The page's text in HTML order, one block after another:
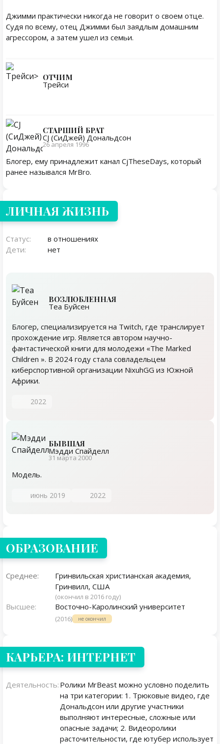
Джимми практически никогда не говорит о своем отце.
Судя по всему, отец Джимми был заядлым домашним
агрессором, а затем ушел из семьи.
ОТЧИМ
Трейси
СТАРШИЙ БРАТ
CJ (СиДжей) Дональдсон
26 апреля 1996
Блогер, ему принадлежит канал CjTheseDays, который
ранее назывался MrBro.
Личная жизнь
ЛИЧНАЯ ЖИЗНЬ
Статус:
в отношениях
Дети:
нет
ВОЗЛЮБЛЕННАЯ
Теа Буйсен
Блогер, специализируется на Twitch, где транслирует
прохождение игр. Является автором научно-
фантастической книги для молодежи «The Marked
Children ». В 2024 году стала совладельцем
киберспортивной организации NixuhGG из Южной
Африки.
2022
БЫВШАЯ
Мэдди Спайделл
31 марта 2000
Модель.
июнь 2019 2022
ОБРАЗОВАНИЕ
Среднее:
Гринвильская христианская академия,
Гринвилл, США
(окончил в 2016 году)
Высшее: Восточно-Каролинский университет
(2016) не окончил
КАРЬЕРА: ИНТЕРНЕТ
Деятельность: Ролики MrBeast можно условно поделить
на три категории: 1. Трюковые видео, где
Дональдсон или другие участники
выполняют интересные, сложные или
опасные задачи; 2. Видеоролики
расточительности, где ютубер использует